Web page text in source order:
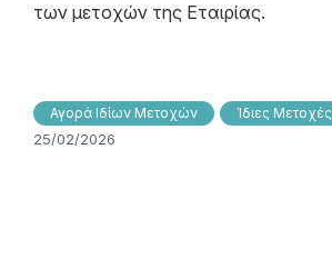
των μετοχών της Εταιρίας.
Αγορά Ιδίων Μετοχών Ίδιες Μετοχές
25/02/2026